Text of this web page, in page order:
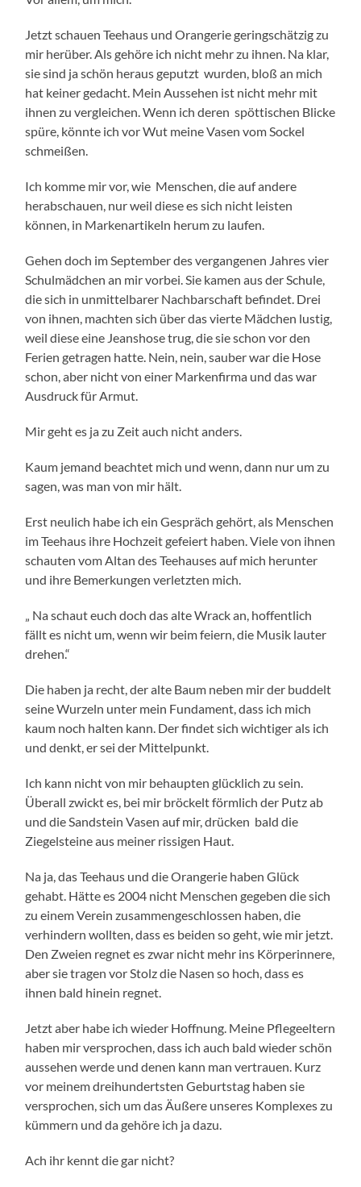
Jetzt schauen Teehaus und Orangerie geringschätzig zu
mir herüber. Als gehöre ich nicht mehr zu ihnen. Na klar,
sie sind ja schön heraus geputzt wurden, bloß an mich
hat keiner gedacht. Mein Aussehen ist nicht mehr mit
ihnen zu vergleichen. Wenn ich deren spöttischen Blicke
spüre, könnte ich vor Wut meine Vasen vom Sockel
schmeißen.
Ich komme mir vor, wie Menschen, die auf andere
herabschauen, nur weil diese es sich nicht leisten
können, in Markenartikeln herum zu laufen.
Gehen doch im September des vergangenen Jahres vier
Schulmädchen an mir vorbei. Sie kamen aus der Schule,
die sich in unmittelbarer Nachbarschaft befindet. Drei
von ihnen, machten sich über das vierte Mädchen lustig,
weil diese eine Jeanshose trug, die sie schon vor den
Ferien getragen hatte. Nein, nein, sauber war die Hose
schon, aber nicht von einer Markenfirma und das war
Ausdruck für Armut.
Mir geht es ja zu Zeit auch nicht anders.
Kaum jemand beachtet mich und wenn, dann nur um zu
sagen, was man von mir hält.
Erst neulich habe ich ein Gespräch gehört, als Menschen
im Teehaus ihre Hochzeit gefeiert haben. Viele von ihnen
schauten vom Altan des Teehauses auf mich herunter
und ihre Bemerkungen verletzten mich.
„ Na schaut euch doch das alte Wrack an, hoffentlich
fällt es nicht um, wenn wir beim feiern, die Musik lauter
drehen.“
Die haben ja recht, der alte Baum neben mir der buddelt
seine Wurzeln unter mein Fundament, dass ich mich
kaum noch halten kann. Der findet sich wichtiger als ich
und denkt, er sei der Mittelpunkt.
Ich kann nicht von mir behaupten glücklich zu sein.
Überall zwickt es, bei mir bröckelt förmlich der Putz ab
und die Sandstein Vasen auf mir, drücken bald die
Ziegelsteine aus meiner rissigen Haut.
Na ja, das Teehaus und die Orangerie haben Glück
gehabt. Hätte es 2004 nicht Menschen gegeben die sich
zu einem Verein zusammengeschlossen haben, die
verhindern wollten, dass es beiden so geht, wie mir jetzt.
Den Zweien regnet es zwar nicht mehr ins Körperinnere,
aber sie tragen vor Stolz die Nasen so hoch, dass es
ihnen bald hinein regnet.
Jetzt aber habe ich wieder Hoffnung. Meine Pflegeeltern
haben mir versprochen, dass ich auch bald wieder schön
aussehen werde und denen kann man vertrauen. Kurz
vor meinem dreihundertsten Geburtstag haben sie
versprochen, sich um das Äußere unseres Komplexes zu
kümmern und da gehöre ich ja dazu.
Ach ihr kennt die gar nicht?